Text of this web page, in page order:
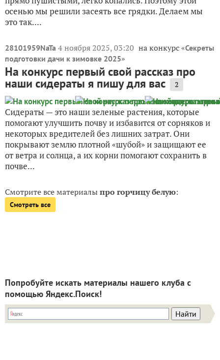
осенью мы решили засеять все грядки. Делаем мы
это так....
28101959NaTa 4 ноября 2025, 03:20 на конкурс «Секреты
подготовки дачи к зимовке 2025»
На конкурс первый свой рассказ про
наши сидераты я пишу для вас 2
Сидераты — это наши зеленые растения, которые
помогают улучшить почву и избавится от сорняков и
некоторых вредителей без лишних затрат. Они
покрывают землю плотной «шубой» и защищают ее
от ветра и солнца, а их корни помогают сохранить в
почве...
Смотрите все материалыпро горчицу белую:
Смотреть все
Попробуйте искать материалы нашего клуба с
помощью Яндекс.Поиск!